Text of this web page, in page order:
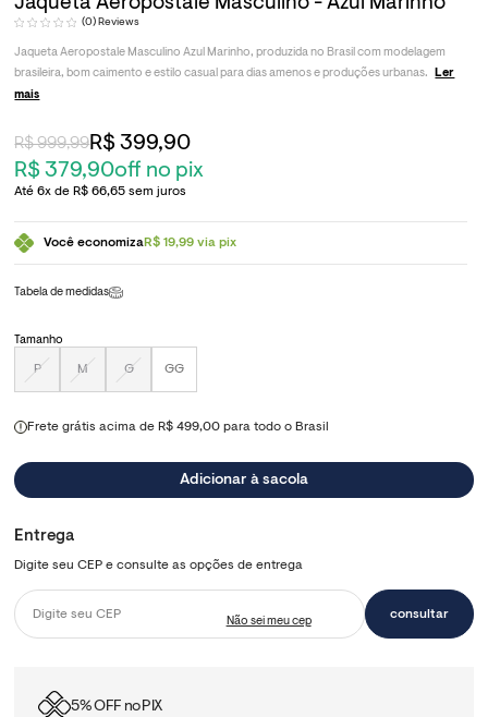
(0)
Jaqueta Aeropostale Masculino Azul Marinho, produzida no Brasil com modelagem
brasileira, bom caimento e estilo casual para dias amenos e produções urbanas.
Ler
mais
R$ 379,90off no pix
R$ 999,99R$ 399,90
6x R$ 66,65sem juros
Você economizaR$ 19,99 via pix
Tabela de medidas
Tamanho
P M G GG
Adicionar à sacola
Frete grátis acima de R$ 499,00 para todo o Brasil
5% OFF no PIX